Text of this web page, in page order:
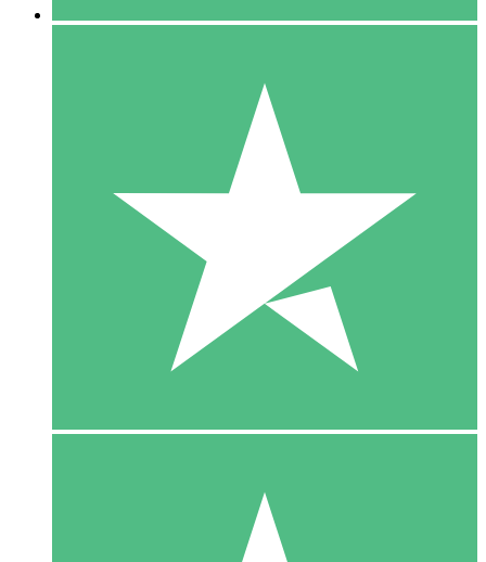
US$1500
10 Download
20